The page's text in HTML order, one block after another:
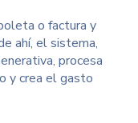
o factura y
ahí, el sistema,
procesa
y crea el gasto